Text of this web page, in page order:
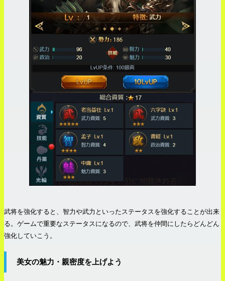
武将を強化すると、智力や武力といったステータスを強化することが出来
る。ゲームで重要なステータスになるので、武将を仲間にしたらどんどん
強化していこう。
美女の魅力・親密度を上げよう